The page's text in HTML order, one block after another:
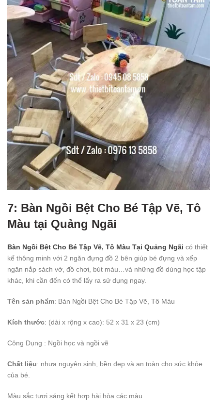
7: Bàn Ngồi Bệt Cho Bé Tập Vẽ, Tô
Màu tại Quảng Ngãi
Bàn Ngồi Bệt Cho Bé Tập Vẽ, Tô Màu Tại Quảng Ngãi có thiết
kế thông minh với 2 ngăn đựng đồ 2 bên giúp bé đựng và xếp
ngăn nắp sách vở, đồ chơi, bút màu…và những đồ dùng học tập
khác, khi cần đến có thể lấy ra sử dụng ngay.
Tên sản phẩm: Bàn Ngồi Bệt Cho Bé Tập Vẽ, Tô Màu
Kích thước: (dài x rộng x cao): 52 x 31 x 23 (cm)
Công Dụng : Ngồi học và ngồi vẽ
Chất liệu: nhựa nguyên sinh, bền đẹp và an toàn cho sức khỏe
của bé.
Màu sắc tươi sáng kết hợp hài hòa các màu